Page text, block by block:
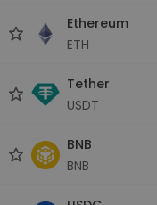
Ethereum
ETH
Tether
USDT
BNB
BNB